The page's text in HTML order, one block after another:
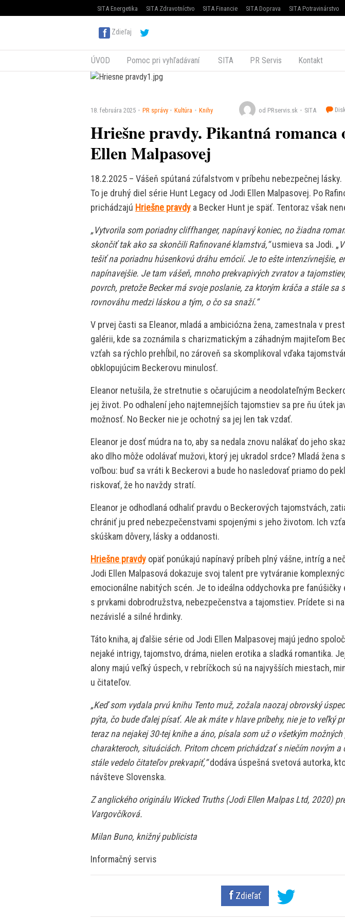
SITA Energetika SITA Zdravotníctvo SITA Financie SITA Doprava SITA Potravinárstvo
Zdieľaj
ÚVOD Pomoc pri vyhľadávaní SITA PR Servis Kontakt
18. februára 2025 PR správy Kultúra Knihy od PRservis.sk SITA
Hriešne pravdy. Pikantná romanca
Ellen Malpasovej
18.2.2025 – Vášeň spútaná zúfalstvom v príbehu nebezpečnej lásky.
To je druhý diel série Hunt Legacy od Jodi Ellen Malpasovej. Po
prichádzajú Hriešne pravdy a Becker Hunt je späť. Tentoraz však
„Vytvorila som poriadny cliffhanger, napínavý koniec, no žiadna
skončiť tak ako sa skončili Rafinované klamstvá,“usmieva sa Jodi. „
tešiť na poriadnu húsenkovú dráhu emócií. Je to ešte intenzívnejšie,
napínavejšie. Je tam vášeň, mnoho prekvapivých zvratov a
povrch, pretože Becker má svoje poslanie, za ktorým kráča a stále sa
rovnováhu medzi láskou a tým, o čo sa snaží.“
V prvej časti sa Eleanor, mladá a ambiciózna žena, zamestnala v
galérii, kde sa zoznámila s charizmatickým a záhadným majiteľom
vzťah sa rýchlo prehĺbil, no zároveň sa skomplikoval vďaka
obklopujúcim Beckerovu minulosť.
Eleanor netušila, že stretnutie s očarujúcim a neodolateľným
jej život. Po odhalení jeho najtemnejších tajomstiev sa pre ňu útek
možnosť. No Becker nie je ochotný sa jej len tak vzdať.
Eleanor je dosť múdra na to, aby sa nedala znovu nalákať do jeho
ako dlho môže odolávať mužovi, ktorý jej ukradol srdce? Mladá žena
voľbou: buď sa vráti k Beckerovi a bude ho nasledovať priamo do
riskovať, že ho navždy stratí.
Eleanor je odhodlaná odhaliť pravdu o Beckerových tajomstvách,
chrániť ju pred nebezpečenstvami spojenými s jeho životom. Ich
skúškam dôvery, lásky a oddanosti.
Hriešne pravdy opäť ponúkajú napínavý príbeh plný vášne, intríg a
Jodi Ellen Malpasová dokazuje svoj talent pre vytváranie
emocionálne nabitých scén. Je to ideálna oddychovka pre
s prvkami dobrodružstva, nebezpečenstva a tajomstiev. Prídete si
nezávislé a silné hrdinky.
Táto kniha, aj ďalšie série od Jodi Ellen Malpasovej majú jedno
nejaké intrigy, tajomstvo, dráma, nielen erotika a sladká romantika.
alony majú veľký úspech, v rebríčkoch sú na najvyšších miestach,
u čitateľov.
„Keď som vydala prvú knihu Tento muž, zožala naozaj obrovský
pýta, čo bude ďalej písať. Ale ak máte v hlave príbehy, nie je to veľký
teraz na nejakej 30-tej knihe a áno, písala som už o všetkým
charakteroch, situáciách. Pritom chcem prichádzať s niečím novým a
stále vedelo čitateľov prekvapiť,“dodáva úspešná svetová autorka,
návšteve Slovenska.
Z anglického originálu Wicked Truths (Jodi Ellen Malpas Ltd, 2020)
Vargovčíková.
Milan Buno, knižný publicista
Informačný servis
Zdieľať